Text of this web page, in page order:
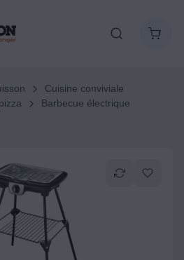
Cuisine conviviale
Barbecue électrique